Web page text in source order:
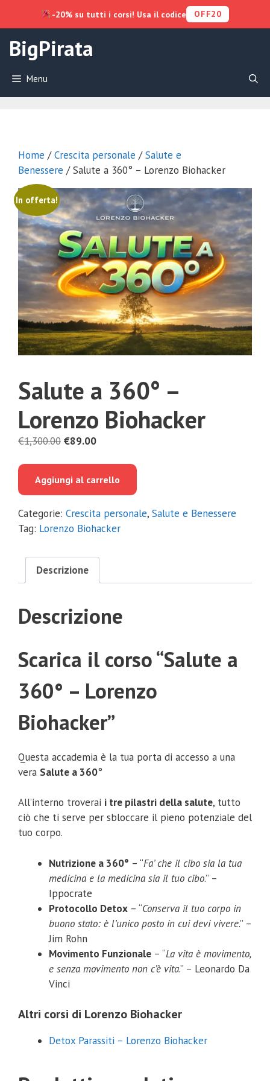
contenuto
BigPirata
Menu
Home /Crescita personale /Salute e
Benessere / Salute a 360° – Lorenzo Biohacker
In offerta!
Salute a 360° –
Lorenzo Biohacker
€1,300.00 Il
era:
€89.00Il
è:
Aggiungi al carrello
Categorie: Crescita personale, Salute e Benessere
Tag: Lorenzo Biohacker
Descrizione
Descrizione
Scarica il corso “Salute a
360° – Lorenzo
Biohacker”
Questa accademia è la tua porta di accesso a una
vera Salute a 360°
All’interno troverai i tre pilastri della salute, tutto
ciò che ti serve per sbloccare il pieno potenziale del
tuo corpo.
Nutrizione a 360° – “Fa’ che il cibo sia la tua
medicina e la medicina sia il tuo cibo.” –
Ippocrate
Protocollo Detox – “Conserva il tuo corpo in
buono stato: è l’unico posto in cui devi vivere.” –
Jim Rohn
Movimento Funzionale – “La vita è movimento,
e senza movimento non c’è vita.” – Leonardo Da
Vinci
Altri corsi di Lorenzo Biohacker
Detox Parassiti – Lorenzo Biohacker
-20% su tutti i corsi! Usa il codice OFF20